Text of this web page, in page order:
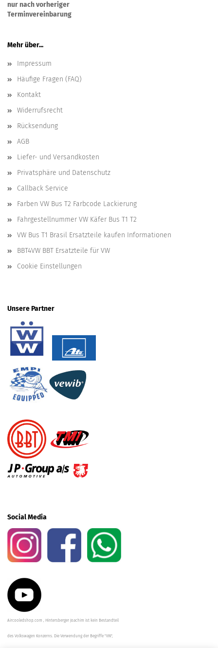
nur nach vorheriger
Terminvereinbarung
Mehr über...
Impressum
Häufige Fragen (FAQ)
Kontakt
Widerrufsrecht
Rücksendung
AGB
Liefer- und Versandkosten
Privatsphäre und Datenschutz
Callback Service
Farben VW Bus T2 Farbcode Lackierung
Fahrgestellnummer VW Käfer Bus T1 T2
VW Bus T1 Brasil Ersatzteile kaufen Informationen
BBT4VW BBT Ersatzteile für VW
Cookie Einstellungen
Unsere Partner
Social Media
Aircooledshop.com , Hintersberger Joachim ist kein Bestandteil
des Volkswagen Konzerns. Die Verwendung der Begriffe "VW",